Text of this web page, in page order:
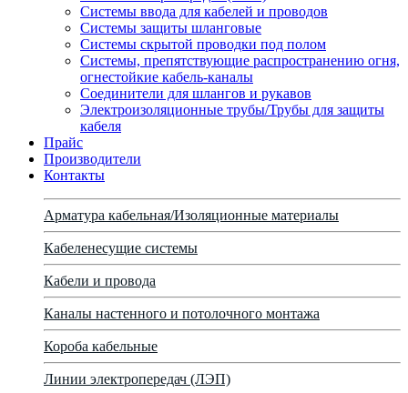
Системы ввода для кабелей и проводов
Системы защиты шланговые
Системы скрытой проводки под полом
Системы, препятствующие распространению огня,
огнестойкие кабель-каналы
Соединители для шлангов и рукавов
Электроизоляционные трубы/Трубы для защиты
кабеля
Прайс
Производители
Контакты
Арматура кабельная/Изоляционные материалы
Кабеленесущие системы
Кабели и провода
Каналы настенного и потолочного монтажа
Короба кабельные
Линии электропередач (ЛЭП)